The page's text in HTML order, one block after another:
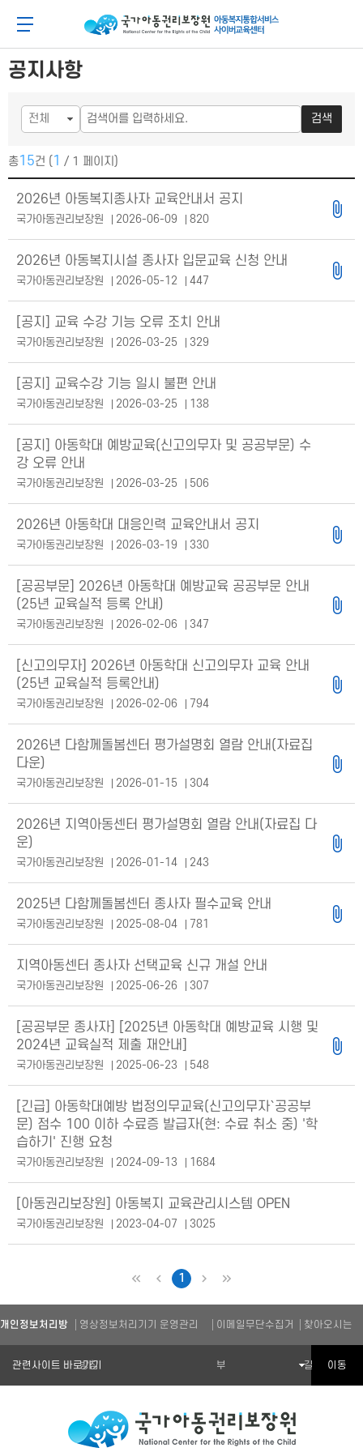
로
가
기
로
가
기
메뉴 버튼
아동이 행복한 세상 아동권리보장원 아동복지통합
공지사항
검색
총15건 ( 1 / 1 페이지)
2026년 아동복지종사자 교육안내서 공지
국가아동권리보장원 2026-06-09 820
2026년 아동복지시설 종사자 입문교육 신청 안내
국가아동권리보장원 2026-05-12 447
[공지] 교육 수강 기능 오류 조치 안내
국가아동권리보장원 2026-03-25 329
[공지] 교육수강 기능 일시 불편 안내
국가아동권리보장원 2026-03-25 138
[공지] 아동학대 예방교육(신고의무자 및 공공부문) 수
강 오류 안내
국가아동권리보장원 2026-03-25 506
2026년 아동학대 대응인력 교육안내서 공지
국가아동권리보장원 2026-03-19 330
[공공부문] 2026년 아동학대 예방교육 공공부문 안내
(25년 교육실적 등록 안내)
국가아동권리보장원 2026-02-06 347
[신고의무자] 2026년 아동학대 신고의무자 교육 안내
(25년 교육실적 등록안내)
국가아동권리보장원 2026-02-06 794
2026년 다함께돌봄센터 평가설명회 열람 안내(자료집
다운)
국가아동권리보장원 2026-01-15 304
2026년 지역아동센터 평가설명회 열람 안내(자료집 다
운)
국가아동권리보장원 2026-01-14 243
2025년 다함께돌봄센터 종사자 필수교육 안내
국가아동권리보장원 2025-08-04 781
지역아동센터 종사자 선택교육 신규 개설 안내
국가아동권리보장원 2025-06-26 307
[공공부문 종사자] [2025년 아동학대 예방교육 시행 및
2024년 교육실적 제출 재안내]
국가아동권리보장원 2025-06-23 548
[긴급] 아동학대예방 법정의무교육(신고의무자`공공부
문) 점수 100 이하 수료증 발급자(현: 수료 취소 중) '학
습하기' 진행 요청
국가아동권리보장원 2024-09-13 1684
[아동권리보장원] 아동복지 교육관리시스템 OPEN
국가아동권리보장원 2023-04-07 3025
처음 이전1 다음마지막
개인정보처리방 영상정보처리기기 운영관리
방침
이메일무단수집거
부
찾아오시는
길 이동